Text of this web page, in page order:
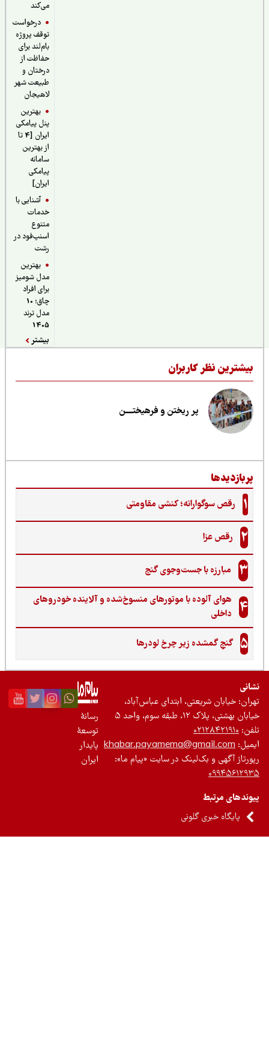
درخواست
توقف پروژه
بام‌لند برای
حفاظت از
درختان و
طبیعت شهر
لاهیجان
بهترین
پنل پیامکی
ایران [4 تا
از بهترین
سامانه
پیامکی
آشنایی با
خدمات
اسنپ‌فود در
بهترین
مدل شومیز
برای افراد
چاق؛ 10
مدل ترند
نظر کاربران
پر ریختن و فرهیختــــن
رقص سوگوارانه؛ کنشی مقاومتی
رقص عزا
مبارزه با جست‌وجوی گنج‌
هوای آلوده با موتورهای منسوخ‌شده و آلاینده خودروهای
داخلی
گنجِ گمشده زیر چرخ لودرها
خیابان شریعتی، ابتدای عباس‌آباد،
بهشتی، پلاک ۱۲، طبقه سوم، واحد ۵
۰۲۱۲۸۴۲۱۹۱۰
khabar.payamema@gmail.com
آگهی و بک‌لینک در سایت «پیام ما»:
مرتبط
پایگاه خبری گلونی
رسانۀ
توسعۀ
پایدار
ایران